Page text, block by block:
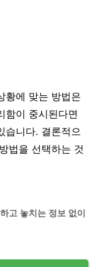
황에 맞는 방법은
함이 중시된다면
습니다. 결론적으
법을 선택하는 것
고 놓치는 정보 없이